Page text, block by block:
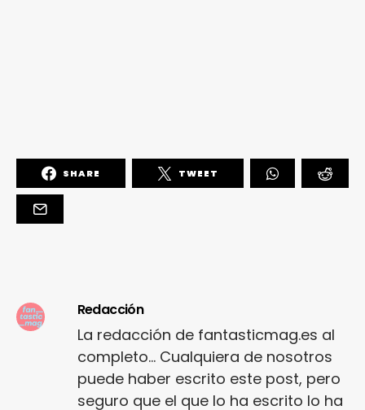
SHARE TWEET
Redacción
La redacción de fantasticmag.es al
completo... Cualquiera de nosotros
puede haber escrito este post, pero
seguro que el que lo ha escrito lo ha